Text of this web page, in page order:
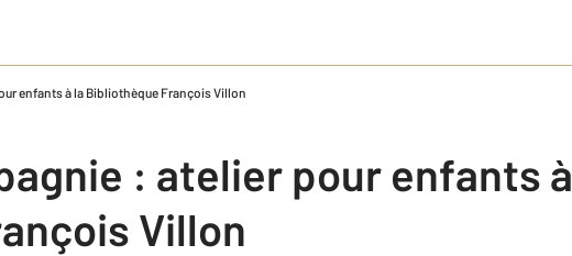
enfants à la Bibliothèque François Villon
: atelier pour enfants à
Villon